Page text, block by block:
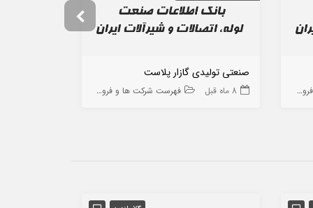
ها
صنعتی تولیدی گازار پلاست
8 ماه قبل فهرست شرکت ها و فروشگاه ها